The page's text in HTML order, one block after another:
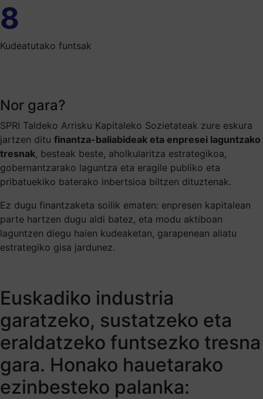
8
Kudeatutako funtsak
Nor gara?
SPRI Taldeko Arrisku Kapitaleko Sozietateak zure eskura
jartzen ditu finantza-baliabideak eta enpresei laguntzako
tresnak, besteak beste, aholkularitza estrategikoa,
gobernantzarako laguntza eta eragile publiko eta
pribatuekiko baterako inbertsioa biltzen dituztenak.
Ez dugu finantzaketa soilik ematen: enpresen kapitalean
parte hartzen dugu aldi batez, eta modu aktiboan
laguntzen diegu haien kudeaketan, garapenean aliatu
estrategiko gisa jardunez.
Euskadiko industria
garatzeko, sustatzeko eta
eraldatzeko funtsezko tresna
gara. Honako hauetarako
ezinbesteko palanka: